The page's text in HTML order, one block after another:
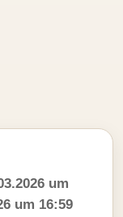
um
um 16:59